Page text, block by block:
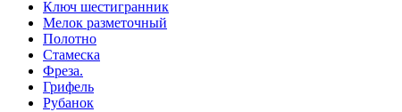
Ключ шестигранник
Мелок разметочный
Полотно
Стамеска
Фреза.
Грифель
Рубанок